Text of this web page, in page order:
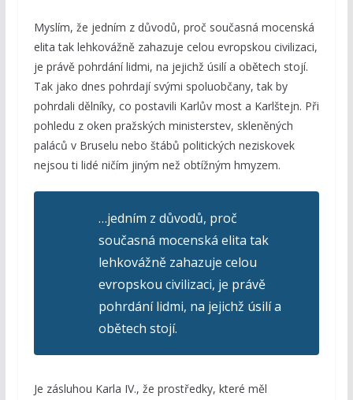
Myslím, že jedním z důvodů, proč současná mocenská
elita tak lehkovážně zahazuje celou evropskou civilizaci,
je právě pohrdání lidmi, na jejichž úsilí a obětech stojí.
Tak jako dnes pohrdají svými spoluobčany, tak by
pohrdali dělníky, co postavili Karlův most a Karlštejn. Při
pohledu z oken pražských ministerstev, skleněných
paláců v Bruselu nebo štábů politických neziskovek
nejsou ti lidé ničím jiným než obtížným hmyzem.
…jedním z důvodů, proč
současná mocenská elita tak
lehkovážně zahazuje celou
evropskou civilizaci, je právě
pohrdání lidmi, na jejichž úsilí a
obětech stojí.
Je zásluhou Karla IV., že prostředky, které měl